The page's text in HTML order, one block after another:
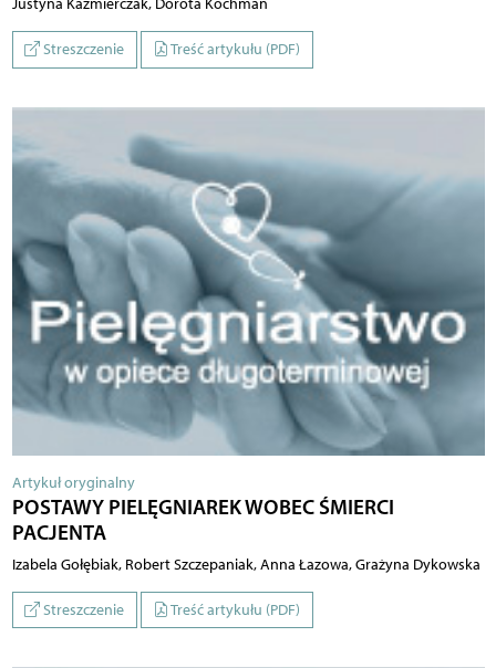
Justyna Kaźmierczak, Dorota Kochman
Streszczenie Treść artykułu (PDF)
Artykuł oryginalny
POSTAWY PIELĘGNIAREK WOBEC ŚMIERCI
PACJENTA
Izabela Gołębiak, Robert Szczepaniak, Anna Łazowa, Grażyna Dykowska
Streszczenie Treść artykułu (PDF)